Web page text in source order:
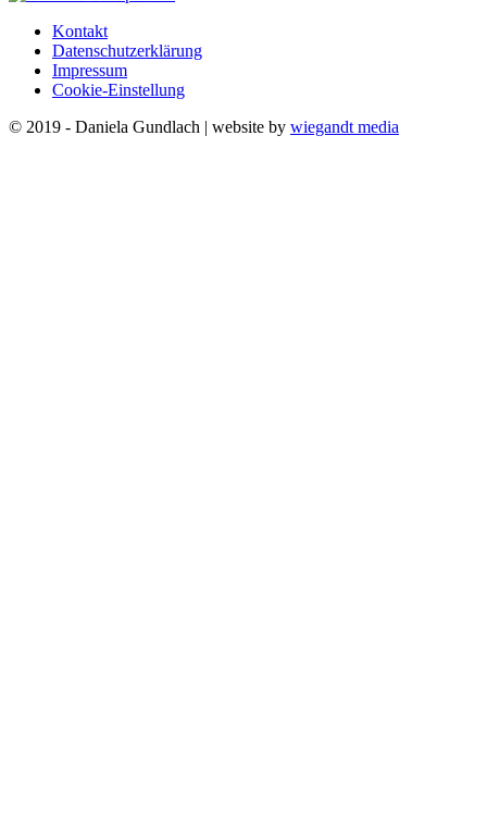
Kontakt
Datenschutzerklärung
Impressum
Cookie-Einstellung
© 2019 - Daniela Gundlach | website by wiegandt media